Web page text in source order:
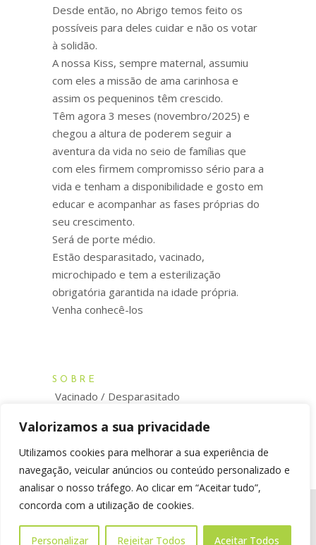
Valorizamos a sua privacidade
Utilizamos cookies para melhorar a sua experiência de
navegação, veicular anúncios ou conteúdo personalizado e
analisar o nosso tráfego. Ao clicar em “Aceitar tudo”,
concorda com a utilização de cookies.
Personalizar Rejeitar Todos Aceitar Todos
Desde então, no Abrigo temos feito os
possíveis para deles cuidar e não os votar
à solidão.
A nossa Kiss, sempre maternal, assumiu
com eles a missão de ama carinhosa e
assim os pequeninos têm crescido.
Têm agora 3 meses (novembro/2025) e
chegou a altura de poderem seguir a
aventura da vida no seio de famílias que
com eles firmem compromisso sério para a
vida e tenham a disponibilidade e gosto em
educar e acompanhar as fases próprias do
seu crescimento.
Será de porte médio.
Estão desparasitado, vacinado,
microchipado e tem a esterilização
obrigatória garantida na idade própria.
Venha conhecê-los
SOBRE
Vacinado / Desparasitado
Microchip
© pataserrantes.org. All rights reserved.